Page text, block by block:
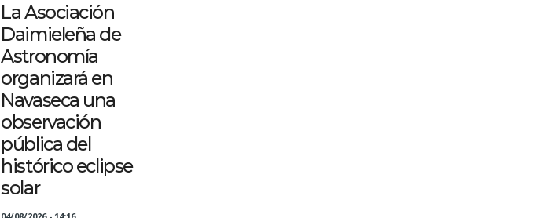
La Asociación
Daimieleña de
Astronomía
organizará en
Navaseca una
observación
pública del
histórico eclipse
solar